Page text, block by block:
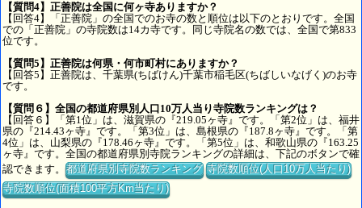
【質問4】正善院は全国に何ヶ寺ありますか？
【回答4】「正善院」の全国でのお寺の数と順位は以下のとおりです。全国
での「正善院」の寺院数は14カ寺です。同じ寺院名の数では、全国で第833
位です。
【質問5】正善院は何県・何市町村にありますか？
【回答5】正善院は、千葉県(ちばけん)千葉市稲毛区(ちばしいなげく)のお寺
です。
【質問６】全国の都道府県別人口10万人当り寺院数ランキングは？
【回答６】「第1位」は、滋賀県の『219.05ヶ寺』です。「第2位」は、福井
県の『214.43ヶ寺』です。「第3位」は、島根県の『187.8ヶ寺』です。「第
4位」は、山梨県の『178.46ヶ寺』です。「第5位」は、和歌山県の『163.25
ヶ寺』です。全国の都道府県別寺院ランキングの詳細は、下記のボタンで確
認できます。都道府県別寺院数ランキング 寺院数順位(人口10万人当たり)
寺院数順位(面積100平方Km当たり)